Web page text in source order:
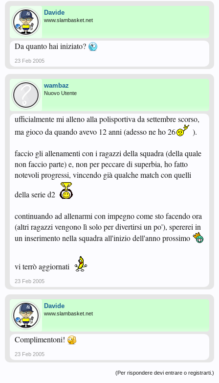
Davide
www.slambasket.net
Da quanto hai iniziato?
23 Feb 2005
wambaz
Nuovo Utente
ufficialmente mi alleno alla polisportiva da settembre scorso,
ma gioco da quando avevo 12 anni (adesso ne ho 26
).
faccio gli allenamenti con i ragazzi della squadra (della quale
non faccio parte) e, non per peccare di superbia, ho fatto
notevoli progressi, vincendo già qualche match con quelli
della serie d2
continuando ad allenarmi con impegno come sto facendo ora
(altri ragazzi vengono lì solo per divertirsi un po'), spererei in
un inserimento nella squadra all'inizio dell'anno prossimo
vi terrò aggiornati
23 Feb 2005
Davide
www.slambasket.net
Complimentoni!
23 Feb 2005
(Per rispondere devi entrare o registrarti.)